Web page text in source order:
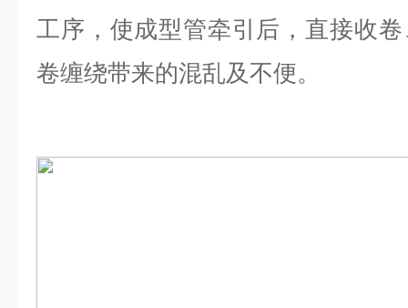
工序，使成型管牵引后，直接收
卷缠绕带来的混乱及不便。